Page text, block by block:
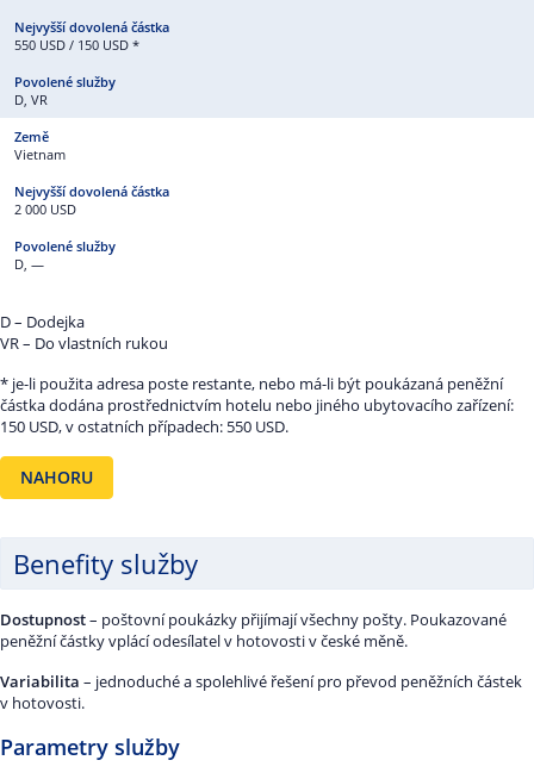
550 USD / 150 USD *
D, VR
Vietnam
2 000 USD
D, —
D – Dodejka
VR – Do vlastních rukou
* je-li použita adresa poste restante, nebo má-li být poukázaná peněžní
částka dodána prostřednictvím hotelu nebo jiného ubytovacího zařízení:
150 USD, v ostatních případech: 550 USD.
NAHORU
Benefity služby
Dostupnost– poštovní poukázky přijímají všechny pošty. Poukazované
peněžní částky vplácí odesílatel v hotovosti v české měně.
Variabilita – jednoduché a spolehlivé řešení pro převod peněžních částek
v hotovosti.
Parametry služby